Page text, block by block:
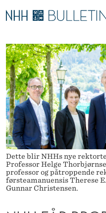
N
H
H
F
Å
R
P
R
O
R
E
O
V
E
D
M
E
N
Y
Ø
K
I
N
E
T
T
S
T
E
D
E
T
Stipendiater og nye
Disputaser
Ekspertutvalg
Om Bulletin
Dette blir NHHs nye
Professor Helge
professor og påtroppende
førsteamanuensis Therese
Gunnar Christensen.